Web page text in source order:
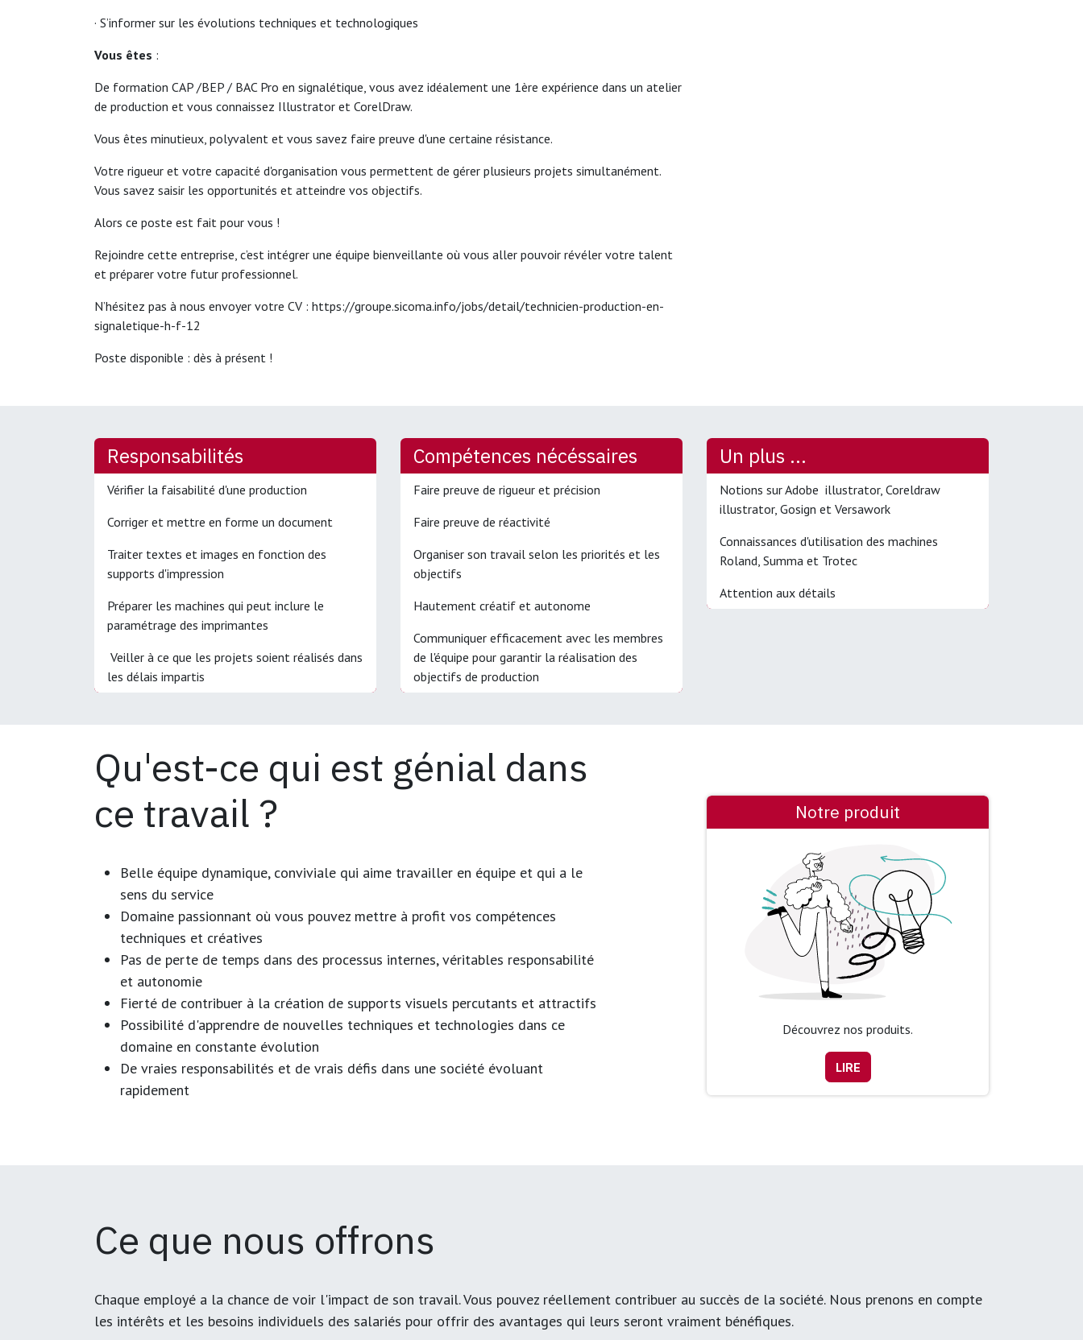
· S’informer sur les évolutions techniques et technologiques
Vous êtes :
De formation CAP /BEP / BAC Pro en signalétique, vous avez idéalement une 1ère expérience dans un atelier
de production et vous connaissez Illustrator et CorelDraw.
Vous êtes minutieux, polyvalent et vous savez faire preuve d'une certaine résistance.
Votre rigueur et votre capacité d'organisation vous permettent de gérer plusieurs projets simultanément.
Vous savez saisir les opportunités et atteindre vos objectifs.
Alors ce poste est fait pour vous !
Rejoindre cette entreprise, c’est intégrer une équipe bienveillante où vous aller pouvoir révéler votre talent
et préparer votre futur professionnel.
N’hésitez pas à nous envoyer votre CV : https://groupe.sicoma.info/jobs/detail/technicien-production-en-
signaletique-h-f-12
Poste disponible : dès à présent !
Responsabilités
Vérifier la faisabilité d'une production
Corriger et mettre en forme un document
Traiter textes et images en fonction des
supports d'impression
Préparer les machines qui peut inclure le
paramétrage des imprimantes
Veiller à ce que les projets soient réalisés dans
les délais impartis
Compétences nécéssaires
Faire preuve de rigueur et précision
Faire preuve de réactivité
Organiser son travail selon les priorités et les
objectifs
Hautement créatif et autonome
Communiquer efficacement avec les membres
de l'équipe pour garantir la réalisation des
objectifs de production
Un plus ...
Notions sur Adobe illustrator, Coreldraw
illustrator, Gosign et Versawork
Connaissances d'utilisation des machines
Roland, Summa et Trotec
Attention aux détails
Qu'est-ce qui est génial dans
ce travail ?
Belle équipe dynamique, conviviale qui aime travailler en équipe et qui a le
sens du service
Domaine passionnant où vous pouvez mettre à profit vos compétences
techniques et créatives
Pas de perte de temps dans des processus internes, véritables responsabilité
et autonomie
Fierté de contribuer à la création de supports visuels percutants et attractifs
Possibilité d'apprendre de nouvelles techniques et technologies dans ce
domaine en constante évolution
De vraies responsabilités et de vrais défis dans une société évoluant
rapidement
Notre produit
Découvrez nos produits.
LIRE
Ce que nous offrons
Chaque employé a la chance de voir l'impact de son travail. Vous pouvez réellement contribuer au succès de la société. Nous prenons en compte
les intérêts et les besoins individuels des salariés pour offrir des avantages qui leurs seront vraiment bénéfiques.